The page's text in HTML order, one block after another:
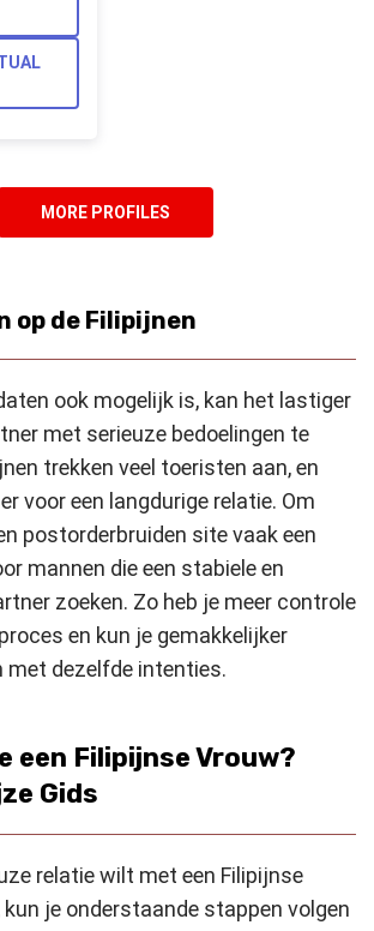
MORE PROFILES
op de Filipijnen
ook mogelijk is, kan het lastiger
met serieuze bedoelingen te
trekken veel toeristen aan, en
voor een langdurige relatie. Om
postorderbruiden site vaak een
mannen die een stabiele en
zoeken. Zo heb je meer controle
en kun je gemakkelijker
met dezelfde intenties.
een Filipijnse Vrouw?
Gids
relatie wilt met een Filipijnse
je onderstaande stappen volgen